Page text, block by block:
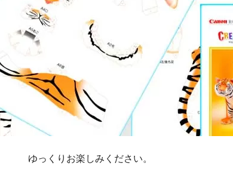
ゆっくりお楽しみください。